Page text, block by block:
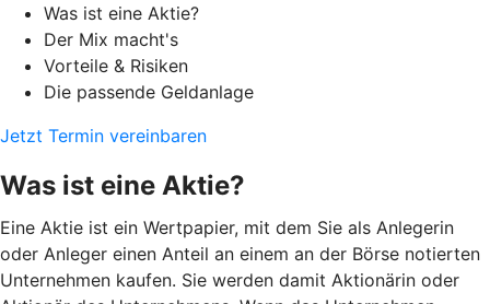
Was ist eine Aktie?
Der Mix macht's
Vorteile & Risiken
Die passende Geldanlage
Jetzt Termin vereinbaren
Was ist eine Aktie?
Eine Aktie ist ein Wertpapier, mit dem Sie als Anlegerin
oder Anleger einen Anteil an einem an der Börse notierten
Unternehmen kaufen. Sie werden damit Aktionärin oder